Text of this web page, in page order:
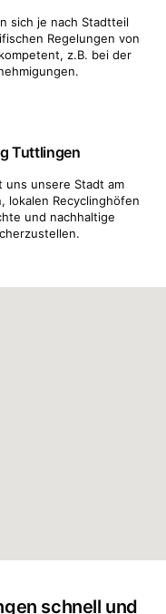
sich je nach Stadtteil
Regelungen von
z.B. bei der
Tuttlingen
unsere Stadt am
lokalen Recyclinghöfen
und nachhaltige
schnell und